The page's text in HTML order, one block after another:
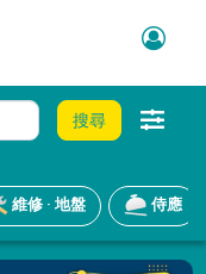
搜尋
維修 · 地盤 侍應